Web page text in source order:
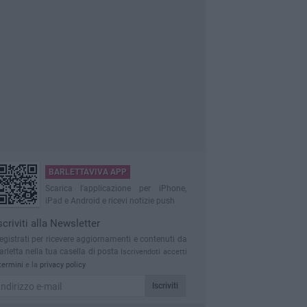
BARLETTAVIVA APP
Scarica l'applicazione per iPhone,
iPad e Android e ricevi notizie push
alla Newsletter
per ricevere aggiornamenti e contenuti da
nella tua casella di posta
Iscrivendoti accetti
e la privacy policy
Iscriviti